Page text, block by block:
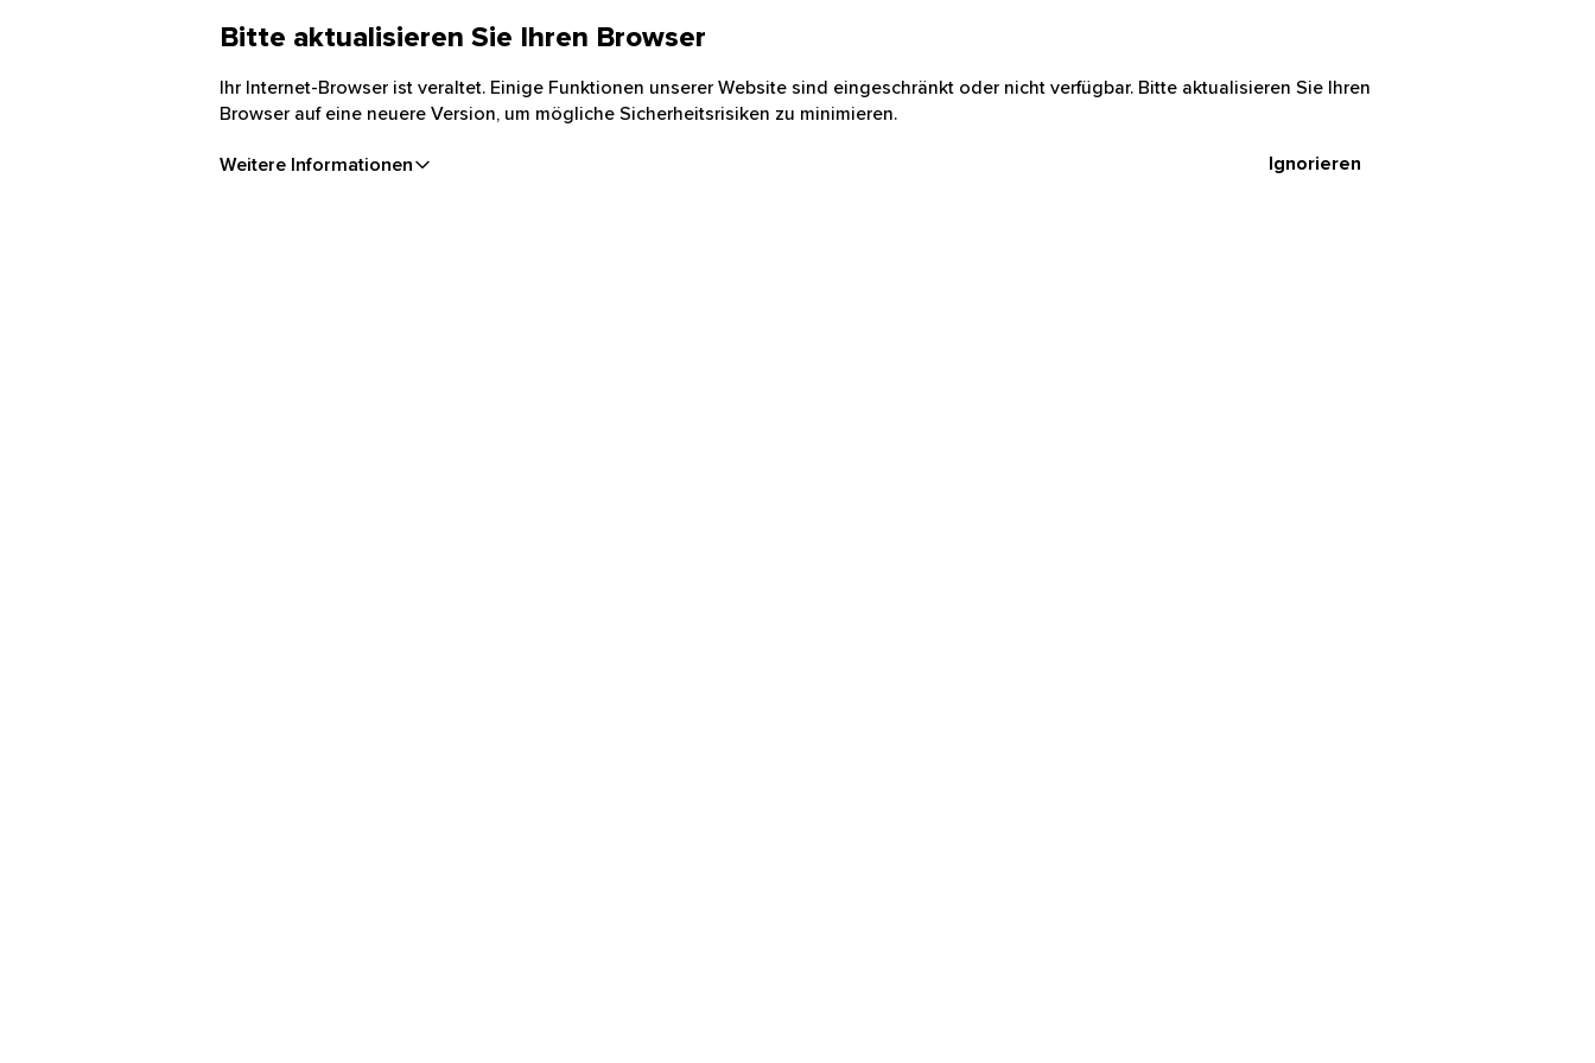
Bitte aktualisieren Sie Ihren Browser
Ihr Internet-Browser ist veraltet. Einige Funktionen unserer Website sind eingeschränkt oder nicht verfügbar. Bitte aktualisieren Sie Ihren
Browser auf eine neuere Version, um mögliche Sicherheitsrisiken zu minimieren.
Weitere Informationen Ignorieren